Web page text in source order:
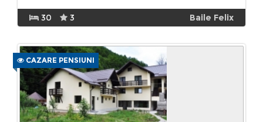
30 3 Baile Felix
CAZARE PENSIUNI